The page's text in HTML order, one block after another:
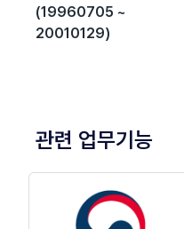
(19960705 ~
20010129)
관련 업무기능